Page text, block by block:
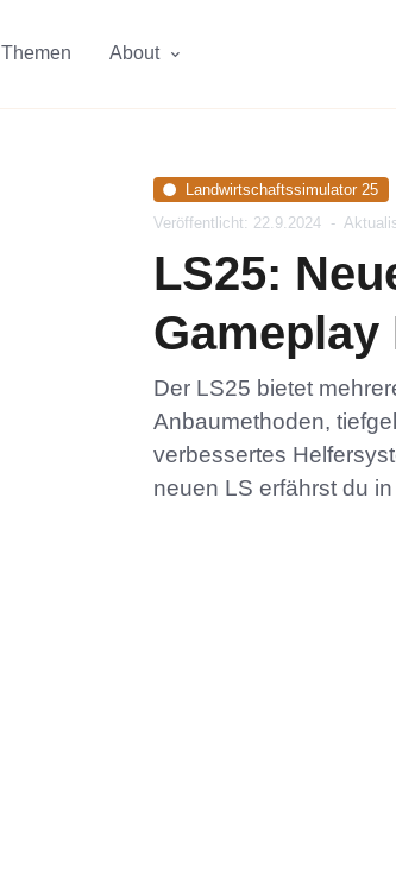
Themen About
Landwirtschaftssimulator 25
Veröffentlicht: 22.9.2024 -
LS25:
Gameplay
Der LS25 bietet
Anbaumethoden,
verbessertes
neuen LS erfährst du